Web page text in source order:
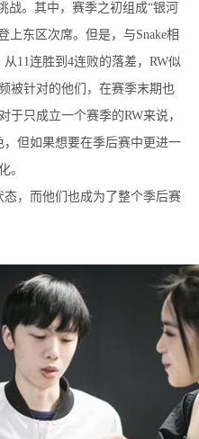
战。其中，赛季之初组成“银河
上东区次席。但是，与Snake相
11连胜到4连败的落差，RW似
被针对的他们，在赛季末期也
于只成立一个赛季的RW来说，
但如果想要在季后赛中更进一
。
，而他们也成为了整个季后赛